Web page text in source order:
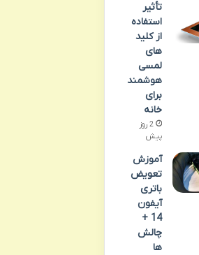
تأثیر
استفاده
از کلید
های
لمسی
هوشمند
برای
خانه
2 روز
پیش
آموزش
تعویض
باتری
آیفون
14 +
چالش
ها